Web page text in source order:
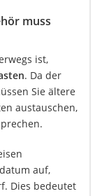
muss
ist,
. Da der
Sie ältere
austauschen,
auf,
Dies bedeutet